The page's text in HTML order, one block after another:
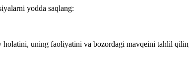
yodda saqlang:
uning faoliyatini va bozordagi mavqeini tahlil